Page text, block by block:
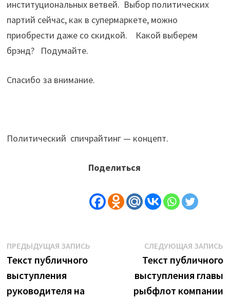
институциональных ветвей. Выбор политических
партий сейчас, как в супермаркете, можно
приобрести даже со скидкой. Какой выберем
брэнд? Подумайте.
Спасибо за внимание.
Политический спичрайтинг — концепт.
Поделиться
Навигация
по
записям
ПРЕДЫДУЩАЯ ЗАПИСЬПредыдущая
Текст публичного
выступления
руководителя на
СЛЕДУЮЩАЯ ЗАПИСЬ
Текст публичного
выступления главы
рыбфлот компании